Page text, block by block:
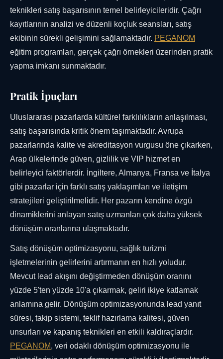
teknikleri satış başarısının temel belirleyicileridir. Çağrı
kayıtlarının analizi ve düzenli koçluk seansları, satış
ekibinin sürekli gelişimini sağlamaktadır. PEGANOM
eğitim programları, gerçek çağrı örnekleri üzerinden pratik
yapma imkanı sunmaktadır.
Pratik İpuçları
Uluslararası pazarlarda kültürel farklılıkların anlaşılması,
satış başarısında kritik önem taşımaktadır. Avrupa
pazarlarında kalite ve akreditasyon vurgusu öne çıkarken,
Arap ülkelerinde güven, gizlilik ve VIP hizmet en
belirleyici faktörlerdir. İngiltere, Almanya, Fransa ve İtalya
gibi pazarlar için farklı satış yaklaşımları ve iletişim
stratejileri geliştirilmelidir. Her pazarın kendine özgü
dinamiklerini anlayan satış uzmanları çok daha yüksek
dönüşüm oranlarına ulaşmaktadır.
Satış dönüşüm optimizasyonu, sağlık turizmi
işletmelerinin gelirlerini artırmanın en hızlı yoludur.
Mevcut lead akışını değiştirmeden dönüşüm oranını
yüzde 5'ten yüzde 10'a çıkarmak, geliri ikiye katlamak
anlamına gelir. Dönüşüm optimizasyonunda lead yanıt
süresi, takip sistemi, teklif hazırlama kalitesi, güven
unsurları ve kapanış teknikleri en etkili kaldıraçlardır.
PEGANOM, veri odaklı dönüşüm optimizasyonu ile